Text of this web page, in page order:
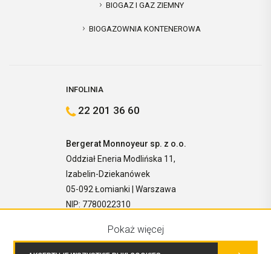
BIOGAZ I GAZ ZIEMNY
BIOGAZOWNIA KONTENEROWA
INFOLINIA
22 201 36 60
Bergerat Monnoyeur sp. z o.o.
Oddział Eneria Modlińska 11,
Izabelin-Dziekanówek
05-092 Łomianki | Warszawa
NIP: 7780022310
Pokaż więcej